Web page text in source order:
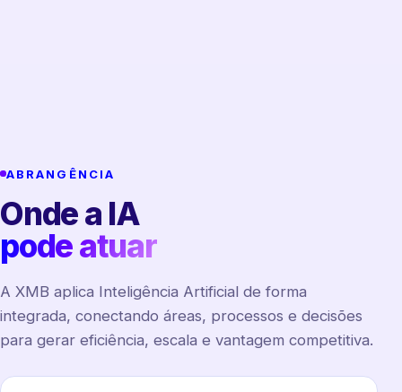
ABRANGÊNCIA
Onde a IA
pode atuar
A XMB aplica Inteligência Artificial de forma
integrada, conectando áreas, processos e decisões
para gerar eficiência, escala e vantagem competitiva.